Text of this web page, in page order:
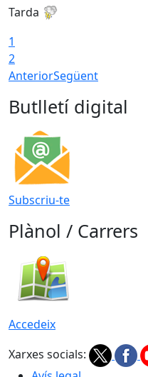
Tarda
1
2
AnteriorSegüent
Butlletí digital
Subscriu-te
Plànol / Carrers
Accedeix
Xarxes socials: